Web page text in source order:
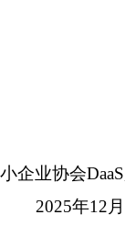
企业协会DaaS
2025年12 月